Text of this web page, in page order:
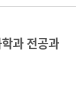
과 전공과